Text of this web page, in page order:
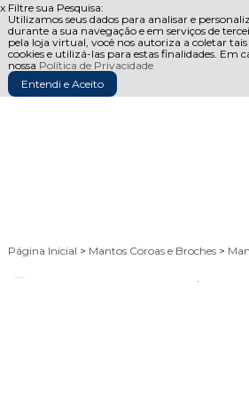
x Filtre sua Pesquisa:
Utilizamos seus dados para analisar e
durante a sua navegação e em serviços de
pela loja virtual, você nos autoriza a coletar
cookies e utilizá-las para estas finalidades. Em
nossa Política de Privacidade
Entendi e Aceito
Página Inicial > Mantos Coroas e Broches >